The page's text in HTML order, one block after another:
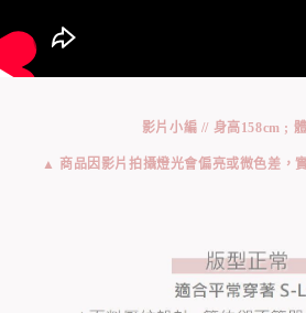
影片小編 // 身高158cm ;
▲ 商品因影片拍攝燈光會偏亮或微色差，